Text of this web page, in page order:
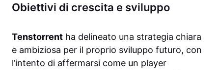
Obiettivi di crescita e sviluppo
Tenstorrent ha delineato una strategia chiara
e ambiziosa per il proprio sviluppo futuro, con
l’intento di affermarsi come un player